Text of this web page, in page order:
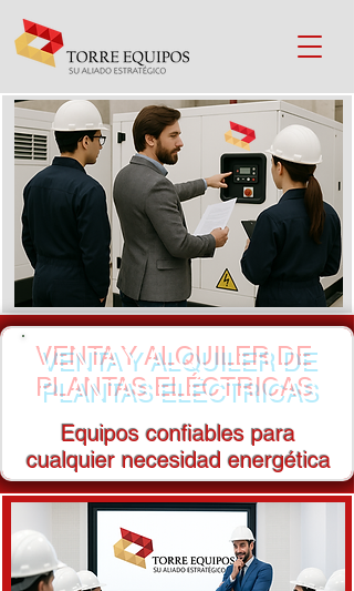
VENTA Y ALQUILER DE
PLANTAS ELÉCTRICAS
Equipos confiables para
cualquier necesidad energética